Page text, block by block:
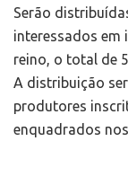
Serão
interessados
reino, o total de
A distribuição
produtores
enquadrados